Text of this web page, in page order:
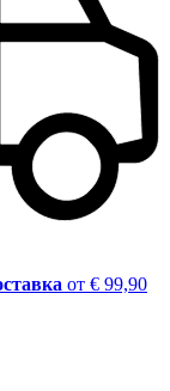
от € 99,90